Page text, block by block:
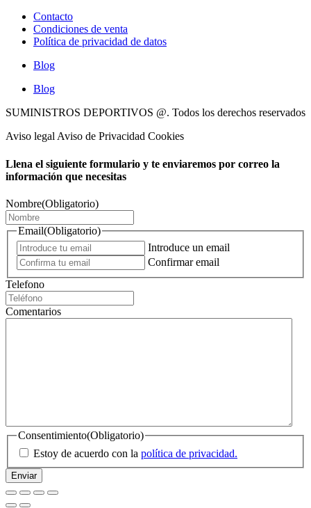
Contacto
Condiciones de venta
Política de privacidad de datos
Blog
Blog
SUMINISTROS DEPORTIVOS @. Todos los derechos reservados
Aviso legal Aviso de Privacidad Cookies
Llena el siguiente formulario y te enviaremos por correo la
información que necesitas
Nombre(Obligatorio)
Email(Obligatorio)
Introduce un email
Confirmar email
Telefono
Comentarios
Consentimiento(Obligatorio)
Estoy de acuerdo con la política de privacidad.